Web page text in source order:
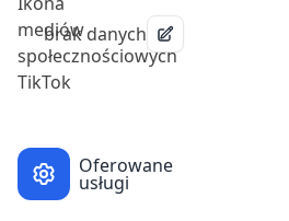
brak danych
Oferowane
usługi